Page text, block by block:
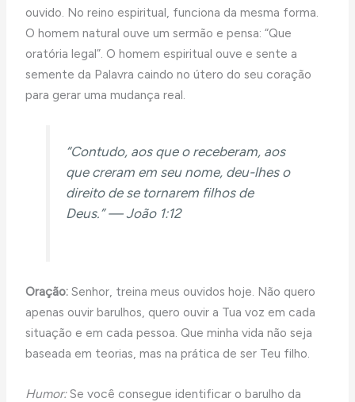
ouvido. No reino espiritual, funciona da mesma forma.
O homem natural ouve um sermão e pensa: “Que
oratória legal”. O homem espiritual ouve e sente a
semente da Palavra caindo no útero do seu coração
para gerar uma mudança real.
“Contudo, aos que o receberam, aos
que creram em seu nome, deu-lhes o
direito de se tornarem filhos de
Deus.” — João 1:12
Oração: Senhor, treina meus ouvidos hoje. Não quero
apenas ouvir barulhos, quero ouvir a Tua voz em cada
situação e em cada pessoa. Que minha vida não seja
baseada em teorias, mas na prática de ser Teu filho.
Humor:Se você consegue identificar o barulho da